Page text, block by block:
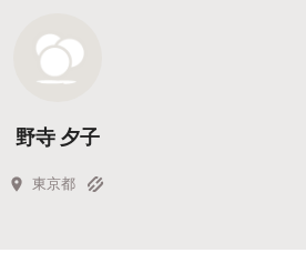
野寺 夕子
東京都